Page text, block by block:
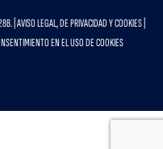
| AVISO LEGAL, DE PRIVACIDAD Y COOKIES
EN EL USO DE COOKIES